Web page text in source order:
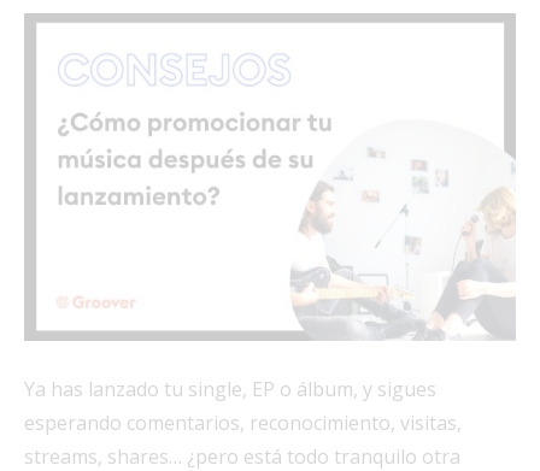
Ya has lanzado tu single, EP o álbum, y sigues
esperando comentarios, reconocimiento, visitas,
streams, shares… ¿pero está todo tranquilo otra